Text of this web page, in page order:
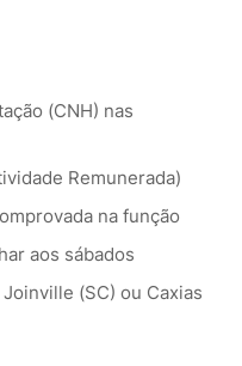
(CNH) nas
Remunerada)
na função
aos sábados
(SC) ou Caxias